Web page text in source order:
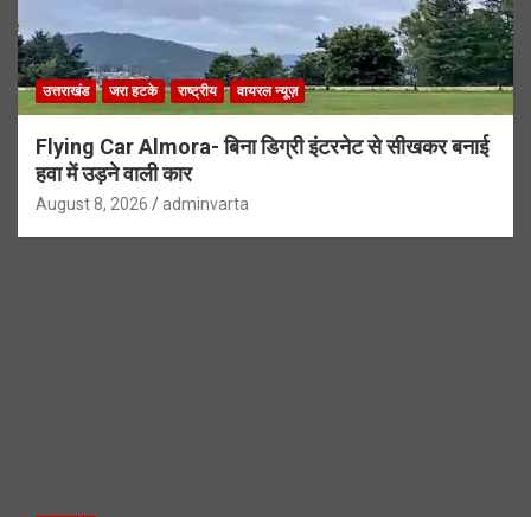
उत्तराखंड जरा हटके राष्ट्रीय वायरल न्यूज़
Flying Car Almora- बिना डिग्री इंटरनेट से सीखकर बनाई
हवा में उड़ने वाली कार
August 8, 2026 adminvarta